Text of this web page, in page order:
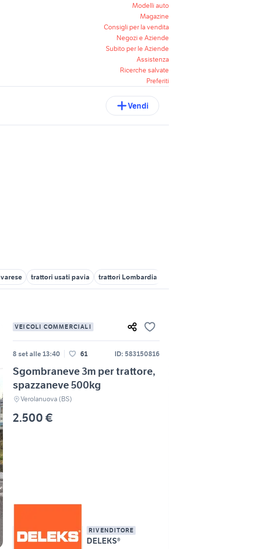
Modelli auto
Magazine
Consigli per la vendita
Negozi e Aziende
Subito per le Aziende
Assistenza
Ricerche salvate
Preferiti
Vendi
trattori usati pavia trattori Lombardia
VEICOLI COMMERCIALI
8 set alle 13:40 61 ID: 583150816
Sgombraneve 3m per trattore,
spazzaneve 500kg
Verolanuova (BS)
2.500 €
RIVENDITORE
DELEKS®